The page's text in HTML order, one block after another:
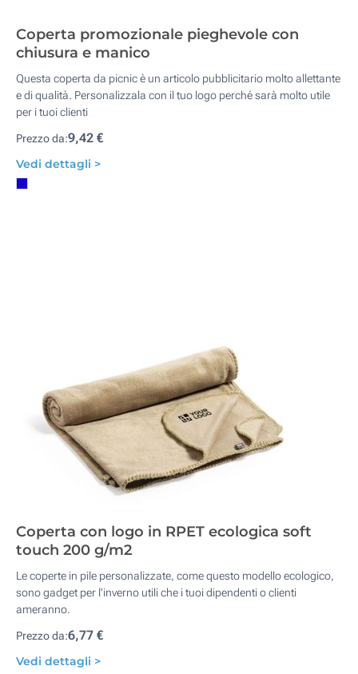
Coperta promozionale pieghevole con
chiusura e manico
Questa coperta da picnic è un articolo pubblicitario molto allettante
e di qualità. Personalizzala con il tuo logo perché sarà molto utile
per i tuoi clienti
Prezzo da:9,42 €
Vedi dettagli >
Coperta con logo in RPET ecologica soft
touch 200 g/m2
Le coperte in pile personalizzate, come questo modello ecologico,
sono gadget per l'inverno utili che i tuoi dipendenti o clienti
ameranno.
Prezzo da:6,77 €
Vedi dettagli >